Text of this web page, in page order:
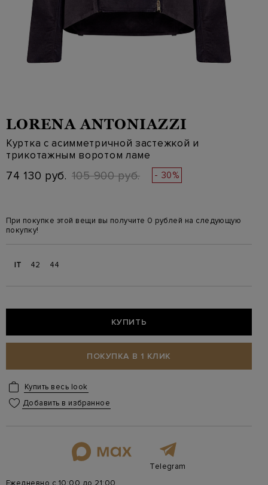
LORENA ANTONIAZZI
Куртка с асимметричной застежкой и
трикотажным воротом ламе
74 130 руб. 105 900 руб. - 30%
При покупке этой вещи вы получите 0 рублей на следующую
покупку!
IT 42 44
КУПИТЬ
ПОКУПКА В 1 КЛИК
Купить весь look
Добавить в избранное
Telegram